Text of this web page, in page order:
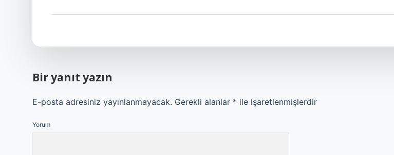
Bir yanıt yazın
E-posta adresiniz yayınlanmayacak. Gerekli alanlar * ile işaretlenmişlerdir
Yorum